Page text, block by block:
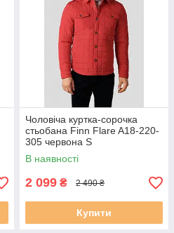
Чоловіча куртка-сорочка
стьобана Finn Flare A18-220-
305 червона S
В наявності
2 099 ₴ 2 490 ₴
Купити